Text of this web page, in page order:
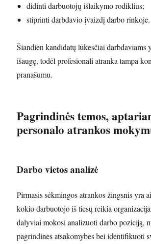
didinti darbuotojų išlaikymo rodiklius;
stiprinti darbdavio įvaizdį darbo rinkoje.
Šiandien kandidatų lūkesčiai darbdaviams
išaugę, todėl profesionali atranka tampa
pranašumu.
Pagrindinės temos,
personalo atrankos
Darbo vietos analizė
Pirmasis sėkmingos atrankos žingsnis yra
kokio darbuotojo iš tiesų reikia
dalyviai mokosi analizuoti darbo poziciją,
pagrindines atsakomybes bei identifikuoti